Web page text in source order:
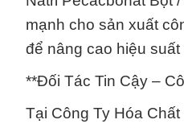
mạnh cho sản xuất
để nâng cao hiệu
**Đối Tác Tin Cậy –
Tại Công Ty Hóa